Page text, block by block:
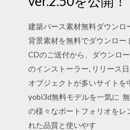
建築パース素材無料ダウンロ
背景素材を無料でダウンロー
CDのご送付から、ダウンロ
のインストーラー, リリース
オブジェクトが多いサイトを
yobi3d無料モデルを一気に
の様々なポートフォリオを
れた品質と使いやす